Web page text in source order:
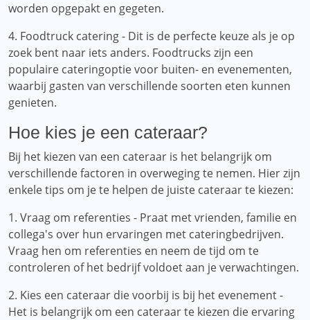
worden opgepakt en gegeten.
4. Foodtruck catering - Dit is de perfecte keuze als je op
zoek bent naar iets anders. Foodtrucks zijn een
populaire cateringoptie voor buiten- en evenementen,
waarbij gasten van verschillende soorten eten kunnen
genieten.
Hoe kies je een cateraar?
Bij het kiezen van een cateraar is het belangrijk om
verschillende factoren in overweging te nemen. Hier zijn
enkele tips om je te helpen de juiste cateraar te kiezen:
1. Vraag om referenties - Praat met vrienden, familie en
collega's over hun ervaringen met cateringbedrijven.
Vraag hen om referenties en neem de tijd om te
controleren of het bedrijf voldoet aan je verwachtingen.
2. Kies een cateraar die voorbij is bij het evenement -
Het is belangrijk om een ​​cateraar te kiezen die ervaring